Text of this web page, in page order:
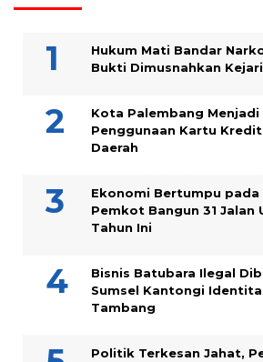
Hukum Mati Bandar
Bukti Dimusnahkan
Kota Palembang Menjadi
Penggunaan Kartu
Daerah
Ekonomi Bertumpu pada
Pemkot Bangun 31 Jalan
Tahun Ini
Bisnis Batubara Ilegal
Sumsel Kantongi
Tambang
Politik Terkesan Jahat,